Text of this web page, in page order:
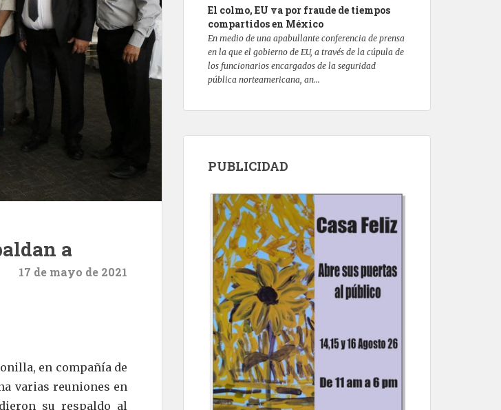
a
17 de mayo de 2021
en compañía de
varias reuniones en
su respaldo al
El colmo, EU va por fraude de tiempos
compartidos en México
En medio de una apabullante conferencia de prensa
en la que el gobierno de EU, a través de la cúpula de
los funcionarios encargados de la seguridad
pública norteamericana, an...
PUBLICIDAD